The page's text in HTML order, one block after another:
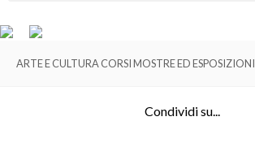
ARTE E CULTURA CORSI MOSTRE ED ESPOSIZIONI
Condividi su...